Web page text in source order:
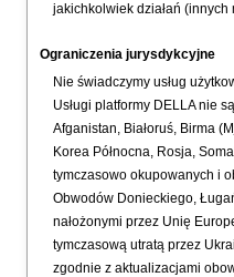
jakichkolwiek działań
Ograniczenia jurysdykcyjne
Nie świadczymy usług
Usługi platformy DELLA nie
Afganistan, Białoruś, Birma
Korea Północna, Rosja,
tymczasowo okupowanych i
Obwodów Donieckiego,
nałożonymi przez Unię
tymczasową utratą przez
zgodnie z aktualizacjami